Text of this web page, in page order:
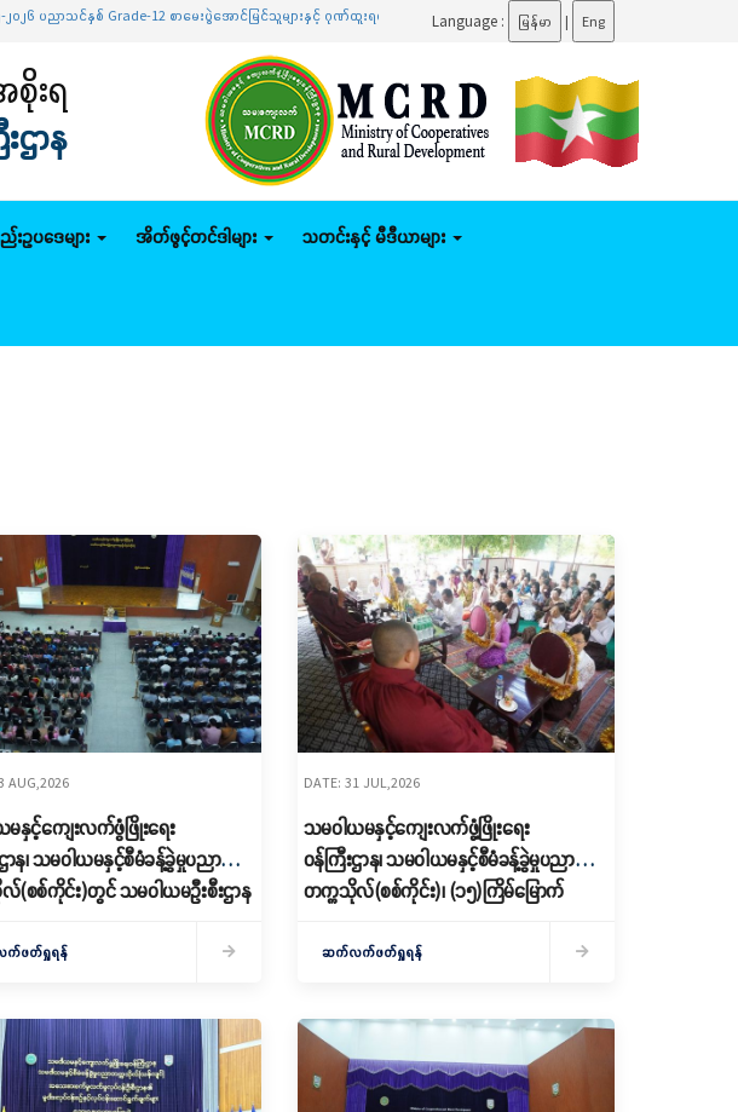
Grade-12 စာမေးပွဲအောင်မြင်သူများနှင့် ဂုဏ်ထူးရရှိသူများကို ဆုများချီးမြှင့်ပေးအပ်....... ပြည်ထောင်စုဝန်ကြီး ဦးမျိုးဇော်သိမ်း
Language : မြန်မာ | Eng
စိုးရ
ဌာန
ဥပဒေများ အိတ်ဖွင့်တင်ဒါများ သတင်းနှင့် မီဒီယာများ
AUG,2026
နှင့်ကျေးလက်ဖွံဖြိုးရေး
ာန၊ သမဝါယမနှင့်စီမံခန့်ခွဲမှုပညာ
(စစ်ကိုင်း)တွင် သမဝါယမဦးစီးဌာန
ာနတို့၏ မူဝါဒ၊ လုပ်ငန်းစဉ် ဆွေးနွေး
ဖတ်ရှုရန်
DATE: 31 JUL,2026
သမဝါယမနှင့်ကျေးလက်ဖွံ့ဖြိုးရေး
ဝန်ကြီးဌာန၊ သမဝါယမနှင့်စီမံခန့်ခွဲမှုပညာ
တက္ကသိုလ်(စစ်ကိုင်း)၊ (၁၅)ကြိမ်မြောက်
အခမ်းအနားကျင်းပ
ဆက်လက်ဖတ်ရှုရန်